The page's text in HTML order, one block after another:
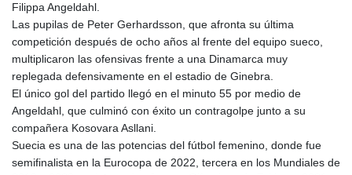
KZT 540.233287
LAK
26025.676609
LBP
103223.017367
LKR 386.635196
LSL 18.726567
LTL 3.413768
Filippa Angeldahl.
Las pupilas de Peter Gerhardsson, que afronta su última
competición después de ocho años al frente del equipo sueco,
multiplicaron las ofensivas frente a una Dinamarca muy
replegada defensivamente en el estadio de Ginebra.
El único gol del partido llegó en el minuto 55 por medio de
Angeldahl, que culminó con éxito un contragolpe junto a su
compañera Kosovara Asllani.
Suecia es una de las potencias del fútbol femenino, donde fue
semifinalista en la Eurocopa de 2022, tercera en los Mundiales de